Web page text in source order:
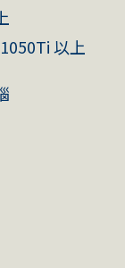
以上